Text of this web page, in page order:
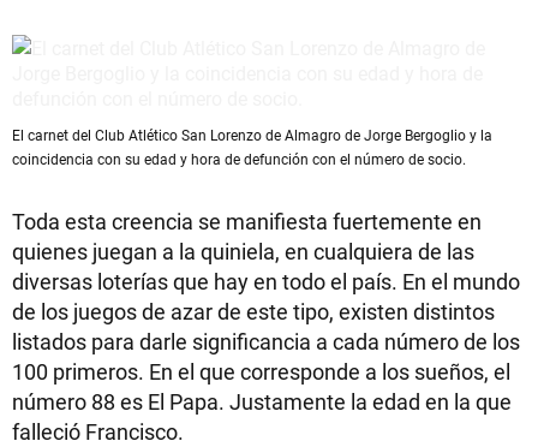
El carnet del Club Atlético San Lorenzo de Almagro de Jorge Bergoglio y la
coincidencia con su edad y hora de defunción con el número de socio.
Toda esta creencia se manifiesta fuertemente en
quienes juegan a la quiniela, en cualquiera de las
diversas loterías que hay en todo el país. En el mundo
de los juegos de azar de este tipo, existen distintos
listados para darle significancia a cada número de los
100 primeros. En el que corresponde a los sueños, el
número 88 es El Papa. Justamente la edad en la que
falleció Francisco.